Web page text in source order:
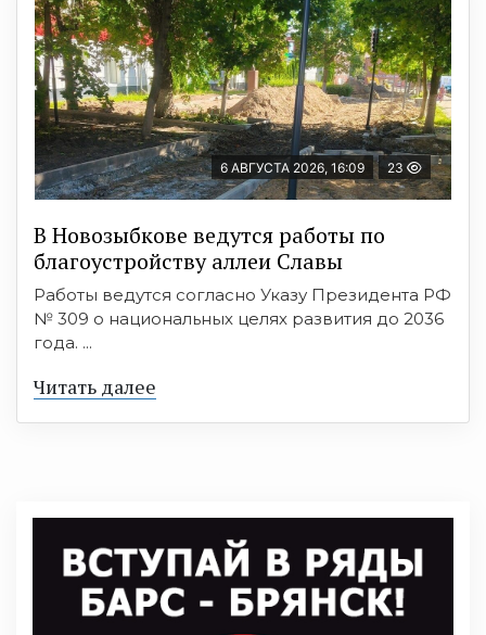
6 АВГУСТА 2026, 16:09 23
В Новозыбкове ведутся работы по
благоустройству аллеи Славы
Работы ведутся согласно Указу Президента РФ
№ 309 о национальных целях развития до 2036
года. ...
Читать далее